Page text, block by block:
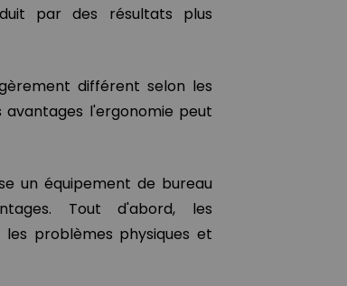
par des résultats plus
différent selon les
l'ergonomie peut
un équipement de bureau
Tout d'abord, les
problèmes physiques et